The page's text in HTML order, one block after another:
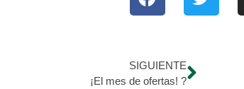
SIGUIENTE
¡El mes de ofertas! ?